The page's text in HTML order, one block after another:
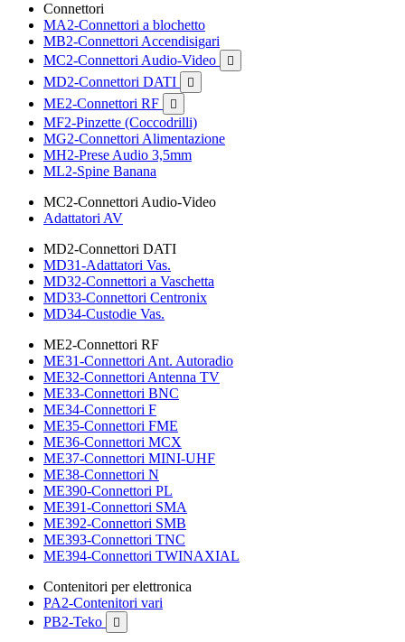
Connettori
MA2-Connettori a blochetto
MB2-Connettori Accendisigari
MC2-Connettori Audio-Video

MD2-Connettori DATI 
ME2-Connettori RF 
MF2-Pinzette (Coccodrilli)
MG2-Connettori Alimentazione
MH2-Prese Audio 3,5mm
ML2-Spine Banana
MC2-Connettori Audio-Video
Adattatori AV
MD2-Connettori DATI
MD31-Adattatori Vas.
MD32-Connettori a Vaschetta
MD33-Connettori Centronix
MD34-Custodie Vas.
ME2-Connettori RF
ME31-Connettori Ant. Autoradio
ME32-Connettori Antenna TV
ME33-Connettori BNC
ME34-Connettori F
ME35-Connettori FME
ME36-Connettori MCX
ME37-Connettori MINI-UHF
ME38-Connettori N
ME390-Connettori PL
ME391-Connettori SMA
ME392-Connettori SMB
ME393-Connettori TNC
ME394-Connettori TWINAXIAL
Contenitori per elettronica
PA2-Contenitori vari
PB2-Teko
